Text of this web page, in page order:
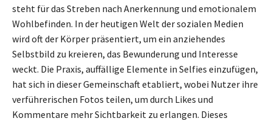
steht für das Streben nach Anerkennung und emotionalem
Wohlbefinden. In der heutigen Welt der sozialen Medien
wird oft der Körper präsentiert, um ein anziehendes
Selbstbild zu kreieren, das Bewunderung und Interesse
weckt. Die Praxis, auffällige Elemente in Selfies einzufügen,
hat sich in dieser Gemeinschaft etabliert, wobei Nutzer ihre
verführerischen Fotos teilen, um durch Likes und
Kommentare mehr Sichtbarkeit zu erlangen. Dieses